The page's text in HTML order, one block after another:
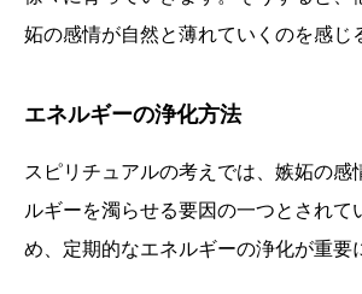
妬の感情が自然と薄れていくのを感じ
エネルギーの浄化方法
スピリチュアルの考えでは、嫉妬の感
ルギーを濁らせる要因の一つとされて
め、定期的なエネルギーの浄化が重要